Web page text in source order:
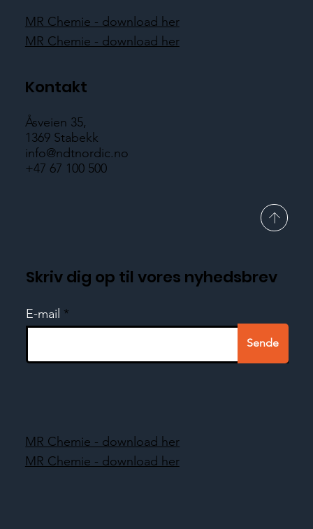
MR Chemie - download her
MR Chemie - download her
Kontakt
Åsveien 35,
1369 Stabekk
info@ndtnordic.no
+47 67 100 500
Skriv dig op til vores nyhedsbrev
E-mail
Sende
MR Chemie - download her
MR Chemie - download her